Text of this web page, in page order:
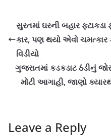
સુરતમાં ઘરની બહાર
કાર, પણ થયો એવો
વિડીયો
ગુજરાતમાં કડકડાટ ઠંડીનું
મોટી આગાહી, જાણો
Leave a Reply